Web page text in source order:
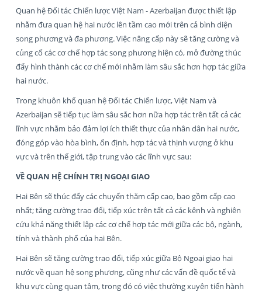
Quan hệ Đối tác Chiến lược Việt Nam - Azerbaijan được thiết lập
nhằm đưa quan hệ hai nước lên tầm cao mới trên cả bình diện
song phương và đa phương. Việc nâng cấp này sẽ tăng cường và
củng cố các cơ chế hợp tác song phương hiện có, mở đường thúc
đẩy hình thành các cơ chế mới nhằm làm sâu sắc hơn hợp tác giữa
hai nước.
Trong khuôn khổ quan hệ Đối tác Chiến lược, Việt Nam và
Azerbaijan sẽ tiếp tục làm sâu sắc hơn nữa hợp tác trên tất cả các
lĩnh vực nhằm bảo đảm lợi ích thiết thực của nhân dân hai nước,
đóng góp vào hòa bình, ổn định, hợp tác và thịnh vượng ở khu
vực và trên thế giới, tập trung vào các lĩnh vực sau:
VỀ QUAN HỆ CHÍNH TRỊ NGOẠI GIAO
Hai Bên sẽ thúc đẩy các chuyến thăm cấp cao, bao gồm cấp cao
nhất; tăng cường trao đổi, tiếp xúc trên tất cả các kênh và nghiên
cứu khả năng thiết lập các cơ chế hợp tác mới giữa các bộ, ngành,
tỉnh và thành phố của hai Bên.
Hai Bên sẽ tăng cường trao đổi, tiếp xúc giữa Bộ Ngoại giao hai
nước về quan hệ song phương, cũng như các vấn đề quốc tế và
khu vực cùng quan tâm, trong đó có việc thường xuyên tiến hành